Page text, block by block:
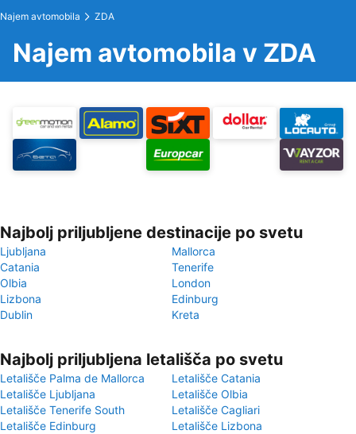
Najem avtomobila ZDA
Najem avtomobila v ZDA
Najbolj priljubljene destinacije po svetu
Ljubljana
Mallorca
Catania
Tenerife
Olbia
London
Lizbona
Edinburg
Dublin
Kreta
Najbolj priljubljena letališča po svetu
Letališče Palma de Mallorca
Letališče Catania
Letališče Ljubljana
Letališče Olbia
Letališče Tenerife South
Letališče Cagliari
Letališče Edinburg
Letališče Lizbona